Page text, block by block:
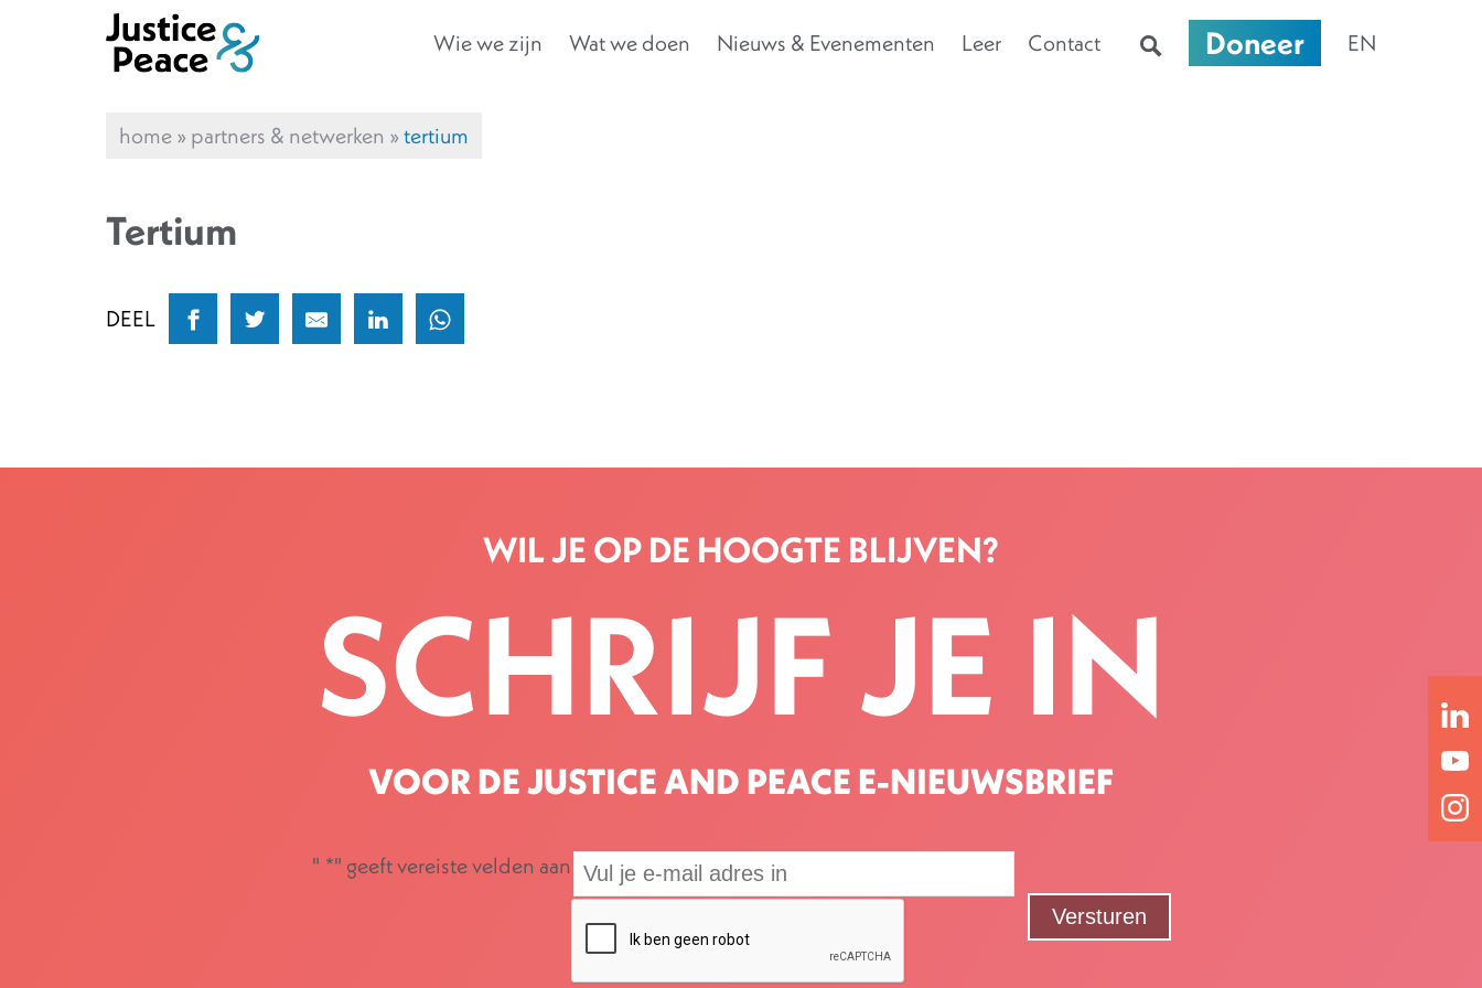
Wie we zijn Wat we doen Nieuws & Evenementen Leer Contact Doneer EN
home»partners & netwerken »tertium
Tertium
DEEL
WIL JE OP DE HOOGTE BLIJVEN?
SCHRIJF JE IN
VOOR DE JUSTICE AND PEACE E-NIEUWSBRIEF
" *" geeft vereiste velden aan